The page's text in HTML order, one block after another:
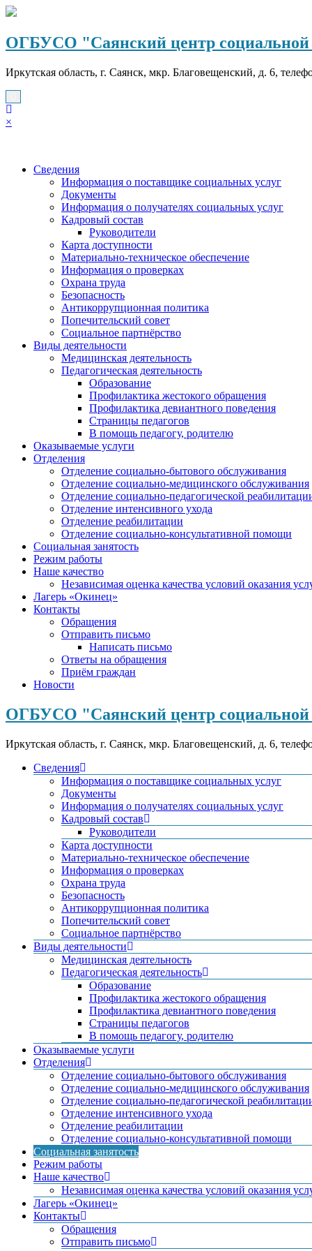
Перейти
содержимому
ОГБУСО "Саянский центр социальной
Иркутская область, г. Саянск, мкр. Благовещенский, д. 6,
×
Сведения
Информация о поставщике социальных услуг
Документы
Информация о получателях социальных услуг
Кадровый состав
Руководители
Карта доступности
Материально-техническое обеспечение
Информация о проверках
Охрана труда
Безопасность
Антикоррупционная политика
Попечительский совет
Социальное партнёрство
Виды деятельности
Медицинская деятельность
Педагогическая деятельность
Образование
Профилактика жестокого обращения
Профилактика девиантного поведения
Страницы педагогов
В помощь педагогу, родителю
Оказываемые услуги
Отделения
Отделение социально-бытового обслуживания
Отделение социально-медицинского обслуживания
Отделение социально-педагогической
Отделение интенсивного ухода
Отделение реабилитации
Отделение социально-консультативной помощи
Социальная занятость
Режим работы
Наше качество
Независимая оценка качества условий оказания
Лагерь «Окинец»
Контакты
Обращения
Отправить письмо
Написать письмо
Ответы на обращения
Приём граждан
Новости
ОГБУСО "Саянский центр социальной
Иркутская область, г. Саянск, мкр. Благовещенский, д. 6,
Сведения
Информация о поставщике социальных услуг
Документы
Информация о получателях социальных услуг
Кадровый состав
Руководители
Карта доступности
Материально-техническое обеспечение
Информация о проверках
Охрана труда
Безопасность
Антикоррупционная политика
Попечительский совет
Социальное партнёрство
Виды деятельности
Медицинская деятельность
Педагогическая деятельность
Образование
Профилактика жестокого обращения
Профилактика девиантного поведения
Страницы педагогов
В помощь педагогу, родителю
Оказываемые услуги
Отделения
Отделение социально-бытового обслуживания
Отделение социально-медицинского обслуживания
Отделение социально-педагогической
Отделение интенсивного ухода
Отделение реабилитации
Отделение социально-консультативной помощи
Социальная занятость
Режим работы
Наше качество
Независимая оценка качества условий оказания
Лагерь «Окинец»
Контакты
Обращения
Отправить письмо